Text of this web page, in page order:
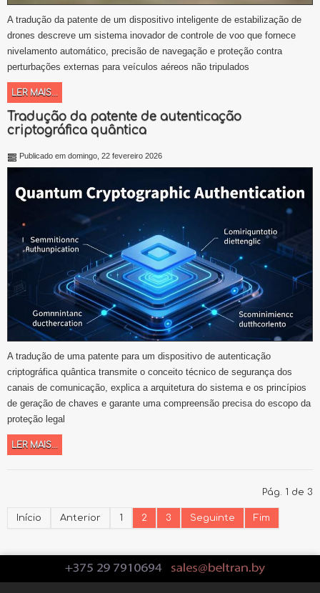
A tradução da patente de um dispositivo inteligente de estabilização de
drones descreve um sistema inovador de controle de voo que fornece
nivelamento automático, precisão de navegação e proteção contra
perturbações externas para veículos aéreos não tripulados
LER MAIS...
Tradução da patente de autenticação
criptográfica quântica
Publicado em domingo, 22 fevereiro 2026
A tradução de uma patente para um dispositivo de autenticação
criptográfica quântica transmite o conceito técnico de segurança dos
canais de comunicação, explica a arquitetura do sistema e os princípios
de geração de chaves e garante uma compreensão precisa do escopo da
proteção legal
LER MAIS...
Pág. 1 de 3
Início Anterior 1 2 3 Seguinte Fim